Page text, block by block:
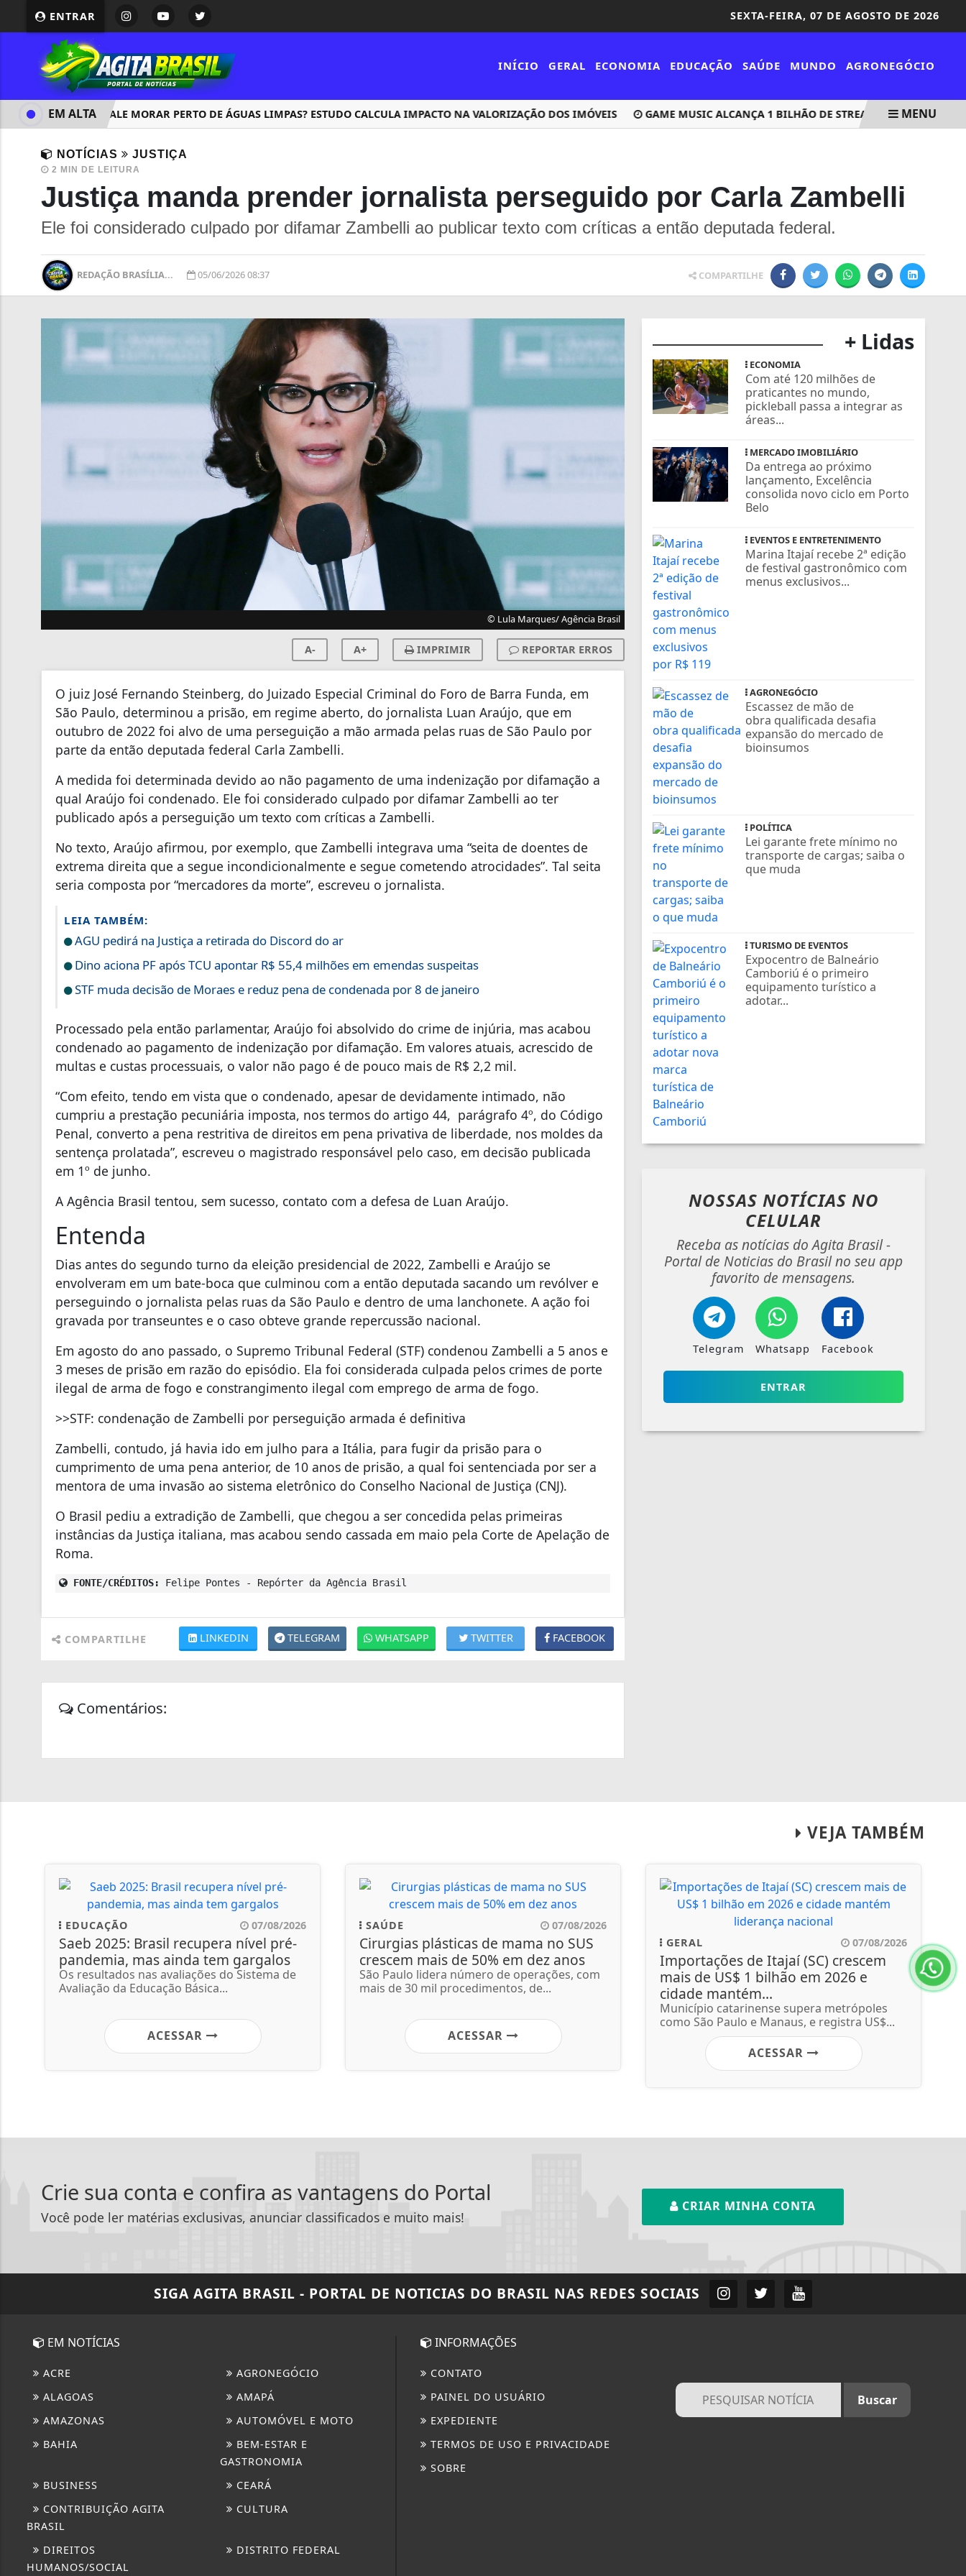
ENTRAR SEXTA-FEIRA, 07 DE AGOSTO DE 2026
INÍCIO GERAL ECONOMIA EDUCAÇÃO SAÚDE MUNDO AGRONEGÓCIO
QUANTO VALE MORAR PERTO DE ÁGUAS LIMPAS? ESTUDO CALCULA IMPACTO NA VALORIZAÇÃO DOS IMÓVEIS GAME MUSIC ALCANÇA 1 BILHÃO DE STREAMS E CELEBRA
EM ALTA MENU
NOTÍCIAS JUSTIÇA
2 MIN DE LEITURA
Justiça manda prender jornalista perseguido por Carla Zambelli
Ele foi considerado culpado por difamar Zambelli ao publicar texto com críticas a então deputada federal.
REDAÇÃO BRASÍLIA... 05/06/2026 08:37 COMPARTILHE
© Lula Marques/ Agência Brasil
A- A+ IMPRIMIR REPORTAR ERROS
O juiz José Fernando Steinberg, do Juizado Especial Criminal do Foro de Barra Funda, em
São Paulo, determinou a prisão, em regime aberto, do jornalista Luan Araújo, que em
outubro de 2022 foi alvo de uma perseguição a mão armada pelas ruas de São Paulo por
parte da então deputada federal Carla Zambelli.
A medida foi determinada devido ao não pagamento de uma indenização por difamação a
qual Araújo foi condenado. Ele foi considerado culpado por difamar Zambelli ao ter
publicado após a perseguição um texto com críticas a Zambelli.
No texto, Araújo afirmou, por exemplo, que Zambelli integrava uma “seita de doentes de
extrema direita que a segue incondicionalmente e segue cometendo atrocidades”. Tal seita
seria composta por “mercadores da morte”, escreveu o jornalista.
LEIA TAMBÉM:
AGU pedirá na Justiça a retirada do Discord do ar
Dino aciona PF após TCU apontar R$ 55,4 milhões em emendas suspeitas
STF muda decisão de Moraes e reduz pena de condenada por 8 de janeiro
Processado pela então parlamentar, Araújo foi absolvido do crime de injúria, mas acabou
condenado ao pagamento de indenização por difamação. Em valores atuais, acrescido de
multas e custas processuais, o valor não pago é de pouco mais de R$ 2,2 mil.
“Com efeito, tendo em vista que o condenado, apesar de devidamente intimado, não
cumpriu a prestação pecuniária imposta, nos termos do artigo 44, parágrafo 4º, do Código
Penal, converto a pena restritiva de direitos em pena privativa de liberdade, nos moldes da
sentença prolatada”, escreveu o magistrado responsável pelo caso, em decisão publicada
em 1º de junho.
A Agência Brasil tentou, sem sucesso, contato com a defesa de Luan Araújo.
Entenda
Dias antes do segundo turno da eleição presidencial de 2022, Zambelli e Araújo se
envolveram em um bate-boca que culminou com a então deputada sacando um revólver e
perseguindo o jornalista pelas ruas da São Paulo e dentro de uma lanchonete. A ação foi
gravada por transeuntes e o caso obteve grande repercussão nacional.
Em agosto do ano passado, o Supremo Tribunal Federal (STF) condenou Zambelli a 5 anos e
3 meses de prisão em razão do episódio. Ela foi considerada culpada pelos crimes de porte
ilegal de arma de fogo e constrangimento ilegal com emprego de arma de fogo.
>>STF: condenação de Zambelli por perseguição armada é definitiva
Zambelli, contudo, já havia ido em julho para a Itália, para fugir da prisão para o
cumprimento de uma pena anterior, de 10 anos de prisão, a qual foi sentenciada por ser a
mentora de uma invasão ao sistema eletrônico do Conselho Nacional de Justiça (CNJ).
O Brasil pediu a extradição de Zambelli, que chegou a ser concedida pelas primeiras
instâncias da Justiça italiana, mas acabou sendo cassada em maio pela Corte de Apelação de
Roma.
FONTE/CRÉDITOS: Felipe Pontes - Repórter da Agência Brasil
COMPARTILHE FACEBOOK
TWITTER
WHATSAPP
TELEGRAM
LINKEDIN
Comentários:
+ Lidas
ECONOMIA
Com até 120 milhões de
praticantes no mundo,
pickleball passa a integrar as
áreas...
MERCADO IMOBILIÁRIO
Da entrega ao próximo
lançamento, Excelência
consolida novo ciclo em Porto
Belo
EVENTOS E ENTRETENIMENTO
Marina Itajaí recebe 2ª edição
de festival gastronômico com
menus exclusivos...
AGRONEGÓCIO
Escassez de mão de
obra qualificada desafia
expansão do mercado de
bioinsumos
POLÍTICA
Lei garante frete mínimo no
transporte de cargas; saiba o
que muda
TURISMO DE EVENTOS
Expocentro de Balneário
Camboriú é o primeiro
equipamento turístico a
adotar...
NOSSAS NOTÍCIAS NO
CELULAR
Receba as notícias do Agita Brasil -
Portal de Noticias do Brasil no seu app
favorito de mensagens.
Telegram Whatsapp Facebook
ENTRAR
VEJA TAMBÉM
EDUCAÇÃO 07/08/2026
Saeb 2025: Brasil recupera nível pré-
pandemia, mas ainda tem gargalos
Os resultados nas avaliações do Sistema de
Avaliação da Educação Básica...
ACESSAR
SAÚDE 07/08/2026
Cirurgias plásticas de mama no SUS
crescem mais de 50% em dez anos
São Paulo lidera número de operações, com
mais de 30 mil procedimentos, de...
ACESSAR
GERAL 07/08/2026
Importações de Itajaí (SC) crescem
mais de US$ 1 bilhão em 2026 e
cidade mantém...
Município catarinense supera metrópoles
como São Paulo e Manaus, e registra US$...
ACESSAR
Crie sua conta e confira as vantagens do Portal
Você pode ler matérias exclusivas, anunciar classificados e muito mais!
CRIAR MINHA CONTA
SIGA AGITA BRASIL - PORTAL DE NOTICIAS DO BRASIL NAS REDES SOCIAIS
EM NOTÍCIAS
ACRE
AGRONEGÓCIO
ALAGOAS
AMAPÁ
AMAZONAS
AUTOMÓVEL E MOTO
BAHIA
BEM-ESTAR E
GASTRONOMIA
BUSINESS
CEARÁ
CONTRIBUIÇÃO AGITA
BRASIL
CULTURA
DIREITOS
HUMANOS/SOCIAL
DISTRITO FEDERAL
INFORMAÇÕES
CONTATO
PAINEL DO USUÁRIO
EXPEDIENTE
TERMOS DE USO E PRIVACIDADE
SOBRE